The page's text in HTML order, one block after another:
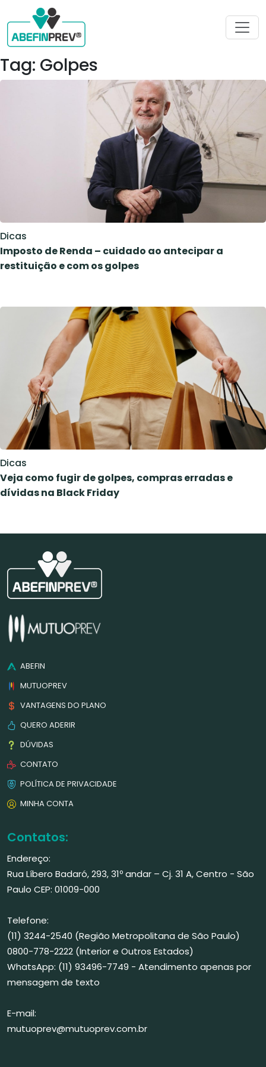
Tag: Golpes
Dicas
Imposto de Renda – cuidado ao antecipar a
restituição e com os golpes
Dicas
Veja como fugir de golpes, compras erradas e
dívidas na Black Friday
ABEFIN
MUTUOPREV
VANTAGENS DO PLANO
QUERO ADERIR
DÚVIDAS
CONTATO
POLÍTICA DE PRIVACIDADE
MINHA CONTA
Contatos:
Endereço:
Rua Líbero Badaró, 293, 31º andar – Cj. 31 A, Centro - São
Paulo CEP: 01009-000
Telefone:
(11) 3244-2540 (Região Metropolitana de São Paulo)
0800-778-2222 (Interior e Outros Estados)
WhatsApp: (11) 93496-7749 - Atendimento apenas por
mensagem de texto
E-mail:
mutuoprev@mutuoprev.com.br